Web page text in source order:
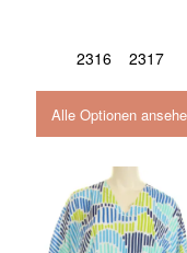
2316 2317
Alle Optionen